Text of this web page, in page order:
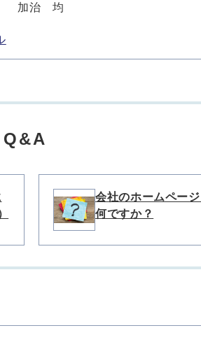
） 加治 均
会社のホームペー
何ですか？